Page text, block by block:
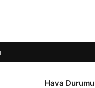
Hava Durumu